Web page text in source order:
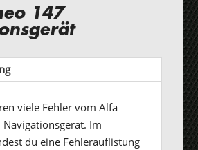
147
viele Fehler vom Alfa
Navigationsgerät. Im
du eine Fehlerauflistung